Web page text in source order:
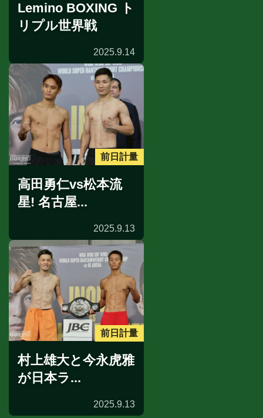
Lemino BOXING ト
リプル世界戦
2025.9.14
前日計量
高田勇仁vs松本流
星! 名古屋...
2025.9.13
前日計量
村上雄大と今永虎雅
が日本ラ...
2025.9.13